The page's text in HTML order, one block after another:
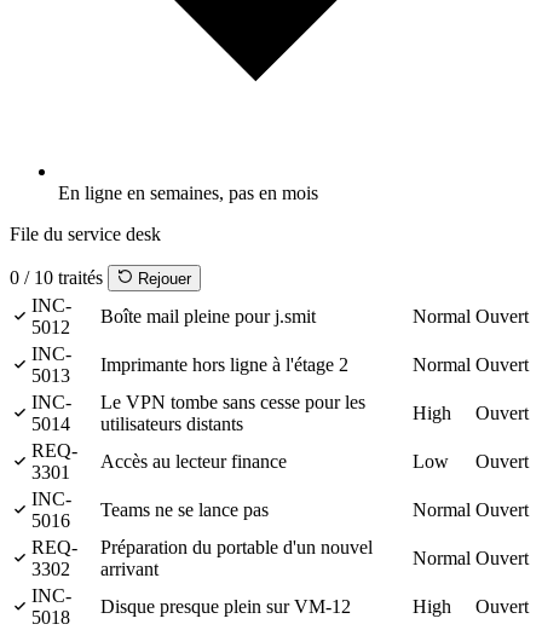
En ligne en semaines, pas en mois
File du service desk
0 / 10 traités Rejouer
INC-
5012
Boîte mail pleine pour j.smit Normal Ouvert
INC-
5013
Imprimante hors ligne à l'étage 2 Normal Ouvert
INC-
5014
Le VPN tombe sans cesse pour les
utilisateurs distants
High
Ouvert
REQ-
3301
Accès au lecteur finance Low
Ouvert
INC-
5016
Teams ne se lance pas Normal Ouvert
REQ-
3302
Préparation du portable d'un nouvel
arrivant
Normal Ouvert
INC-
5018
Disque presque plein sur VM-12 High
Ouvert